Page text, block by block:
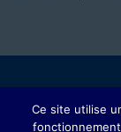
Ce site utilise